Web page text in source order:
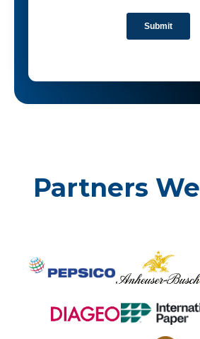
Partners